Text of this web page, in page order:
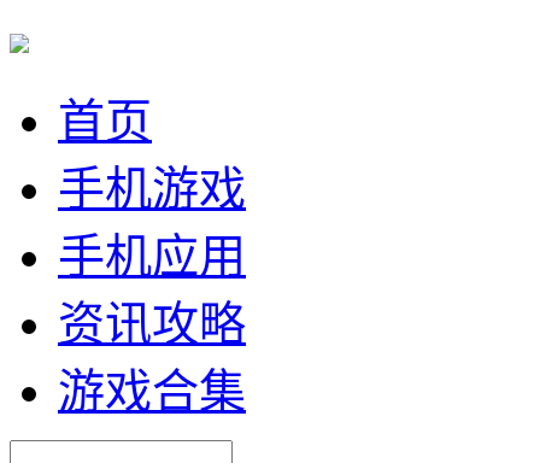
首页
手机游戏
手机应用
资讯攻略
游戏合集